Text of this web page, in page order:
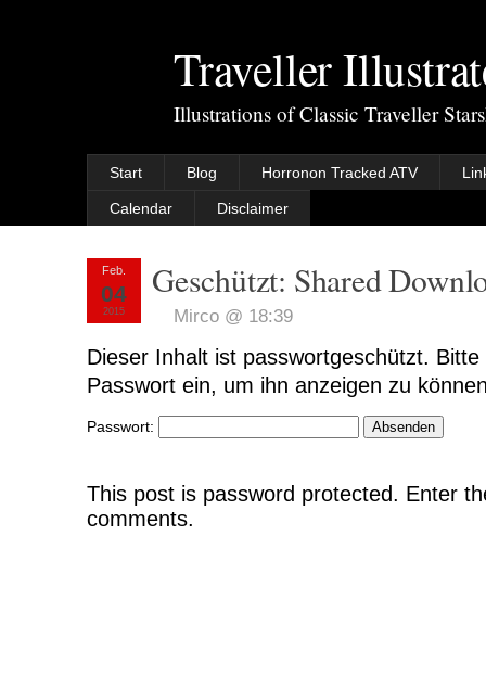
Traveller
Illustrations of Classic Traveller
Start Blog Horronon Tracked ATV
Calendar Disclaimer
Feb.
04
2015
Geschützt: Shared
Mirco @ 18:39
Dieser Inhalt ist passwortgeschützt.
Passwort ein, um ihn anzeigen zu
Passwort:
This post is password protected. Enter
comments.